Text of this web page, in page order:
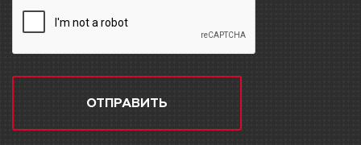
ОТПРАВИТЬ